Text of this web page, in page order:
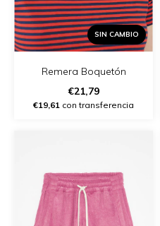
SIN CAMBIO
Remera Boquetón
€21,79
€19,61 con transferencia